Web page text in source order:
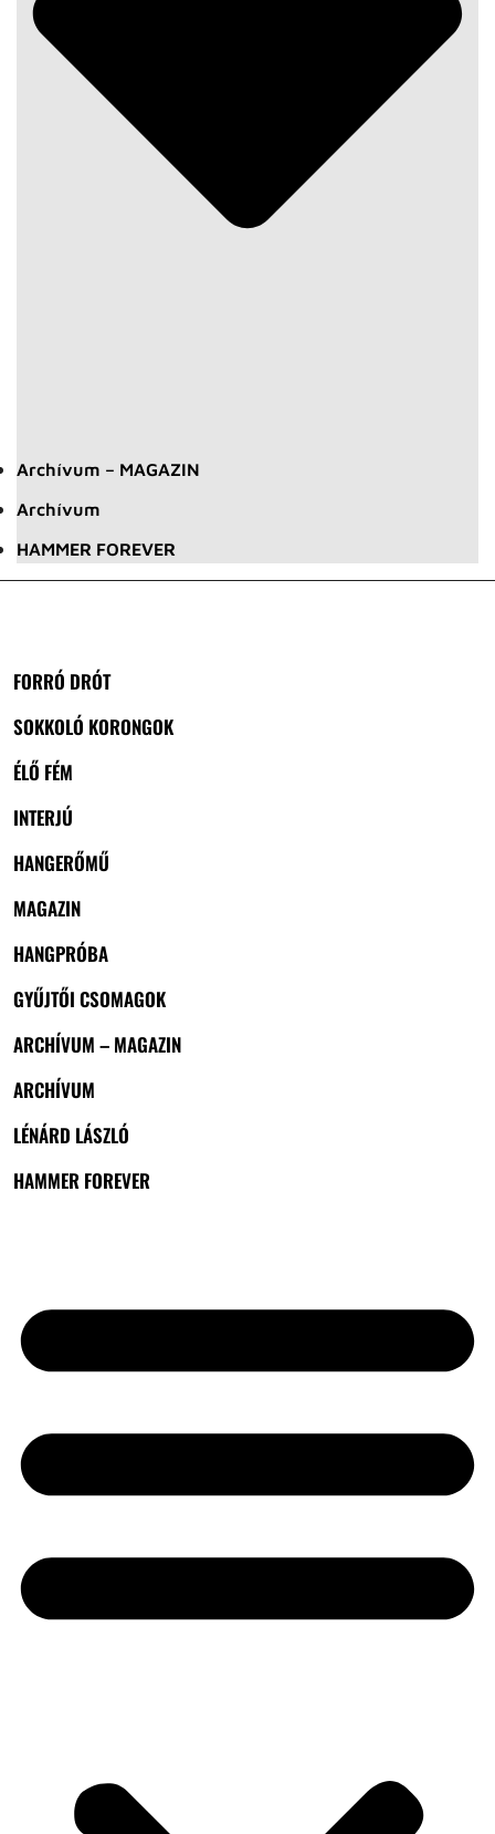
Archívum – MAGAZIN
Archívum
HAMMER FOREVER
FORRÓ DRÓT
SOKKOLÓ KORONGOK
ÉLŐ FÉM
INTERJÚ
HANGERŐMŰ
MAGAZIN
HANGPRÓBA
GYŰJTŐI CSOMAGOK
ARCHÍVUM – MAGAZIN
ARCHÍVUM
LÉNÁRD LÁSZLÓ
HAMMER FOREVER